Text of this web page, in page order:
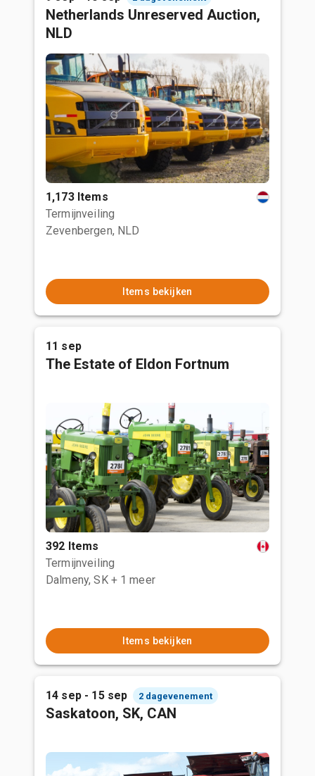
Netherlands Unreserved Auction,
NLD
1,173 Items
Termijnveiling
Zevenbergen, NLD
Items bekijken
11 sep
The Estate of Eldon Fortnum
392 Items
Termijnveiling
Dalmeny, SK + 1 meer
Items bekijken
14 sep - 15 sep 2 dagevenement
Saskatoon, SK, CAN